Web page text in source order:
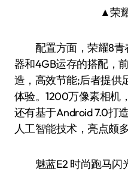
▲荣
配置方面，荣耀8青
器和4GB运存的搭配，
造，高效节能;后者提供
体验。1200万像素相机
还有基于Android 7.0打
人工智能技术，亮点颇多
魅蓝E2 时尚跑马闪